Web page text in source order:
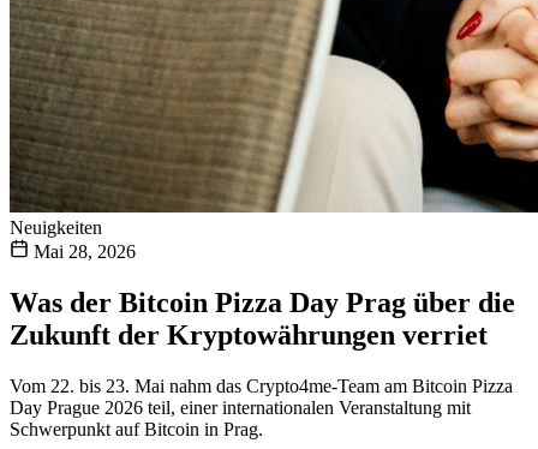
Neuigkeiten
Mai 28, 2026
Was der Bitcoin Pizza Day Prag über die
Zukunft der Kryptowährungen verriet
Vom 22. bis 23. Mai nahm das Crypto4me-Team am Bitcoin Pizza
Day Prague 2026 teil, einer internationalen Veranstaltung mit
Schwerpunkt auf Bitcoin in Prag.